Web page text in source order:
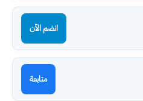
انضم الآن
متابعة